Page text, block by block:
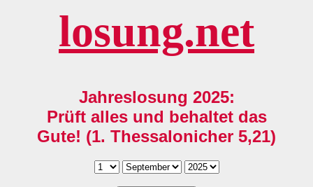
losung.net
Jahreslosung 2025:
Prüft alles und behaltet das
Gute! (1. Thessalonicher 5,21)